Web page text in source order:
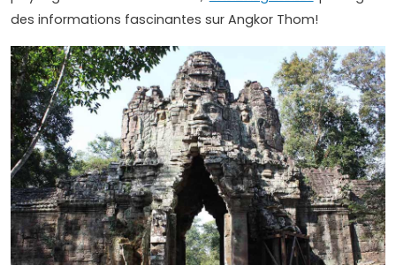
des informations fascinantes sur Angkor Thom!